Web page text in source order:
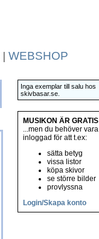
| WEBSHOP
Inga exemplar till salu hos
skivbasar.se.
MUSIKON ÄR GRATIS
...men du behöver vara
inloggad för att t.ex:
sätta betyg
vissa listor
köpa skivor
se större bilder
provlyssna
Login/Skapa konto